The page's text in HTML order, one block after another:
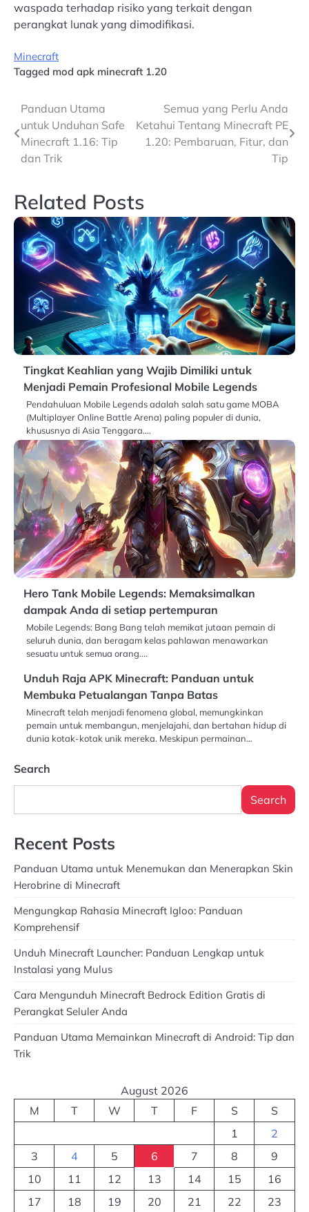
waspada terhadap risiko yang terkait dengan
perangkat lunak yang dimodifikasi.
Minecraft
Tagged mod apk minecraft 1.20
Post
navigation
Panduan Utama
untuk Unduhan Safe
Minecraft 1.16: Tip
dan Trik
Semua yang Perlu Anda
Ketahui Tentang Minecraft PE
1.20: Pembaruan, Fitur, dan
Tip
Related Posts
Tingkat Keahlian yang Wajib Dimiliki untuk
Menjadi Pemain Profesional Mobile Legends
Pendahuluan Mobile Legends adalah salah satu game MOBA
(Multiplayer Online Battle Arena) paling populer di dunia,
khususnya di Asia Tenggara.…
Hero Tank Mobile Legends: Memaksimalkan
dampak Anda di setiap pertempuran
Mobile Legends: Bang Bang telah memikat jutaan pemain di
seluruh dunia, dan beragam kelas pahlawan menawarkan
sesuatu untuk semua orang.…
Unduh Raja APK Minecraft: Panduan untuk
Membuka Petualangan Tanpa Batas
Minecraft telah menjadi fenomena global, memungkinkan
pemain untuk membangun, menjelajahi, dan bertahan hidup di
dunia kotak-kotak unik mereka. Meskipun permainan…
Search
Search
Recent Posts
Panduan Utama untuk Menemukan dan Menerapkan Skin
Herobrine di Minecraft
Mengungkap Rahasia Minecraft Igloo: Panduan
Komprehensif
Unduh Minecraft Launcher: Panduan Lengkap untuk
Instalasi yang Mulus
Cara Mengunduh Minecraft Bedrock Edition Gratis di
Perangkat Seluler Anda
Panduan Utama Memainkan Minecraft di Android: Tip dan
Trik
August 2026
M
T W T F S
S
1
2
3
4 5 6 7 8
9
10
11 12 13 14 15
16
17
18 19 20 21 22
23